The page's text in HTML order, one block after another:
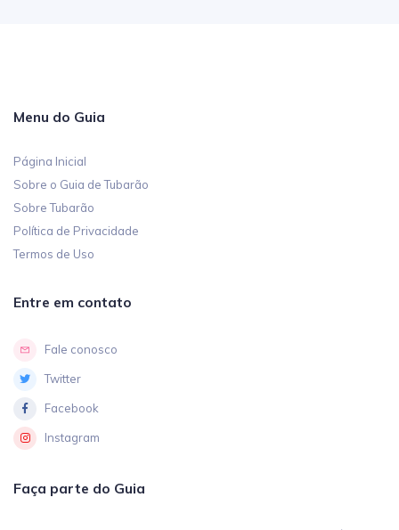
Menu do Guia
Página Inicial
Sobre o Guia de Tubarão
Sobre Tubarão
Política de Privacidade
Termos de Uso
Entre em contato
Fale conosco
Twitter
Facebook
Instagram
Faça parte do Guia